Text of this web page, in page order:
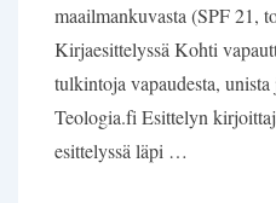
maailmankuvasta (SPF 21,
Kirjaesittelyssä Kohti
tulkintoja vapaudesta,
Teologia.fi Esittelyn
esittelyssä läpi …